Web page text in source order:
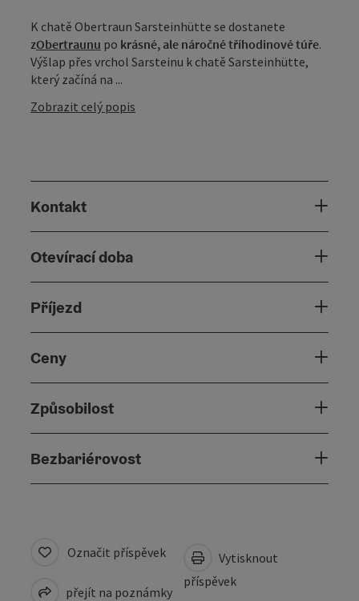
K chatě Obertraun Sarsteinhütte se dostanete
zObertraunu po krásné, ale náročné tříhodinové túře.
Výšlap přes vrchol Sarsteinu k chatě Sarsteinhütte,
který začíná na ...
Zobrazit celý popis
Kontakt
Otevírací doba
Příjezd
Ceny
Způsobilost
Bezbariérovost
Označit příspěvek
přejít na poznámky
Vytisknout
příspěvek